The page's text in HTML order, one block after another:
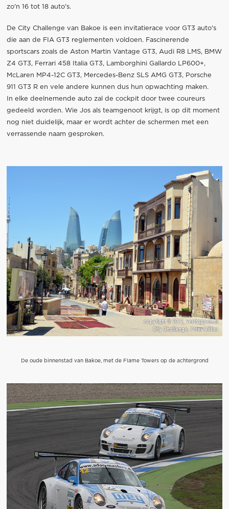
zo'n 16 tot 18 auto's.
De City Challenge van Bakoe is een invitatierace voor GT3 auto's
die aan de FIA GT3 reglementen voldoen. Fascinerende
sportscars zoals de Aston Martin Vantage GT3, Audi R8 LMS, BMW
Z4 GT3, Ferrari 458 Italia GT3, Lamborghini Gallardo LP600+,
McLaren MP4-12C GT3, Mercedes-Benz SLS AMG GT3, Porsche
911 GT3 R en vele andere kunnen dus hun opwachting maken.
In elke deelnemende auto zal de cockpit door twee coureurs
gedeeld worden. Wie Jos als teamgenoot krijgt, is op dit moment
nog niet duidelijk, maar er wordt achter de schermen met een
verrassende naam gesproken.
De oude binnenstad van Bakoe, met de Flame Towers op de achtergrond